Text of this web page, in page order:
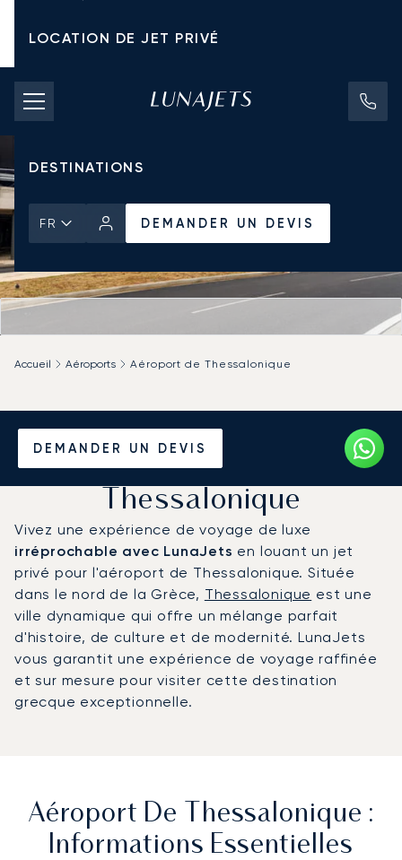
LOCATION DE JET PRIVÉ
TARIFS D'AFFRÈTEMENT
JETS PRIVÉS
DESTINATIONS
FR DEMANDER UN DEVIS
DEMANDER UN DEVIS
Accueil Aéroports Aéroport de Thessalonique
Louer un Jet Privé de/vers
l'Aéroport de
Thessalonique
Vivez une expérience de voyage de luxe
irréprochable avec LunaJets en louant un jet
privé pour l'aéroport de Thessalonique. Située
dans le nord de la Grèce, Thessalonique est une
ville dynamique qui offre un mélange parfait
d'histoire, de culture et de modernité. LunaJets
vous garantit une expérience de voyage raffinée
et sur mesure pour visiter cette destination
grecque exceptionnelle.
Aéroport De Thessalonique :
Informations Essentielles